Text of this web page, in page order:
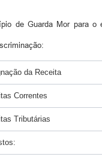
de Guarda Mor para
da Receita
Correntes
Tributárias